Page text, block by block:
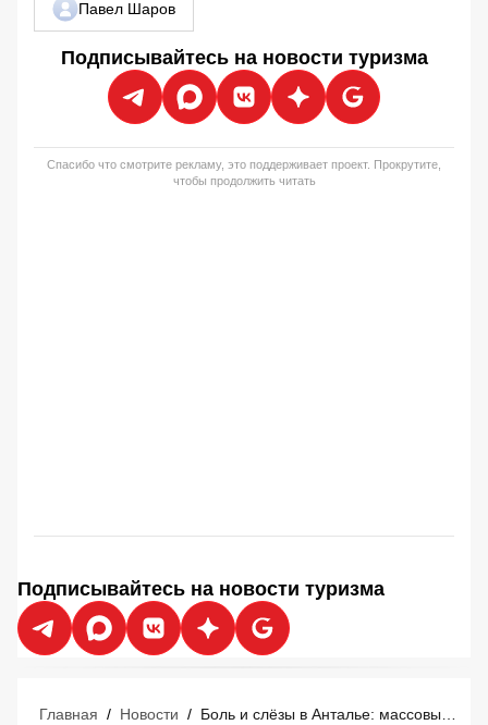
Павел Шаров
Подписывайтесь на новости туризма
Спасибо что смотрите рекламу, это поддерживает проект. Прокрутите,
чтобы продолжить читать
Подписывайтесь на новости туризма
Главная / Новости /